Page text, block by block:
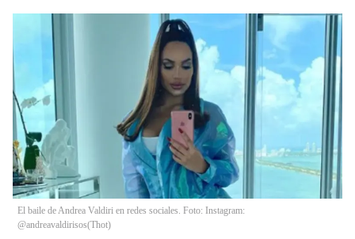
El baile de Andrea Valdiri en redes sociales. Foto: Instagram:
@andreavaldirisos(Thot)